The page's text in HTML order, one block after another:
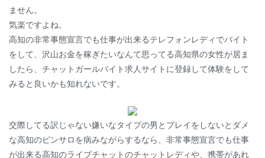
ません。
気楽ですよね。
高知の非常事態宣言でも仕事が出来るテレフォンレディでバイト
をして、沢山お金を稼ぎたいなんて思ってる高知県の女性が居ま
したら、チャットガールバイト求人サイトに登録して体験をして
みると良いかも知れないです。
交際してる訳じゃない嫌いなタイプの男とプレイをしないとダメ
な高知のピンサロを病みながらするなら、非常事態宣言でも仕事
が出来る高知のライブチャットのチャットレディや、携帯があれ